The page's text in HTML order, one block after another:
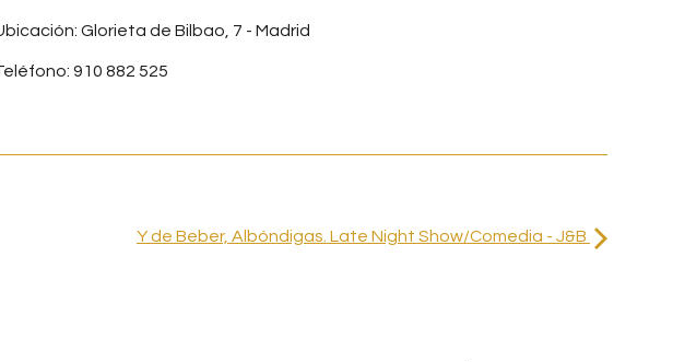
Glorieta de Bilbao, 7 - Madrid
910 882 525
Y de Beber, Albóndigas. Late Night Show/Comedia - J&B